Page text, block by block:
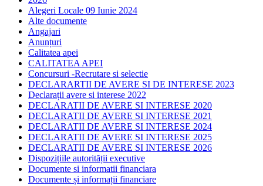
Alegeri Locale 09 Iunie 2024
Alte documente
Angajari
Anunțuri
Calitatea apei
CALITATEA APEI
Concursuri -Recrutare si selectie
DECLARARTII DE AVERE SI DE INTERESE 2023
Declarații avere si interese 2022
DECLARATII DE AVERE SI INTERESE 2020
DECLARATII DE AVERE SI INTERESE 2021
DECLARATII DE AVERE SI INTERESE 2024
DECLARATII DE AVERE SI INTERESE 2025
DECLARATII DE AVERE SI INTERESE 2026
Dispozițiile autorității executive
Documente si informatii financiara
Documente și informații financiare